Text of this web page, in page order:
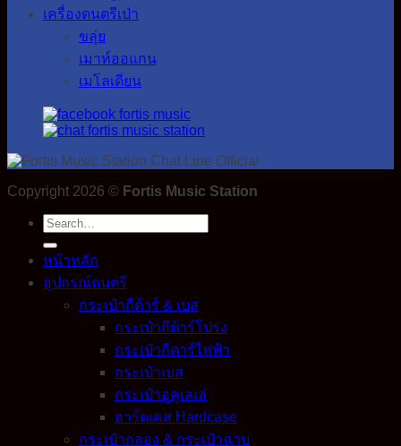
เครื่องดนตรีเป่า
ขลุ่ย
เมาท์ออแกน
เมโลเดียน
Copyright 2026 © Fortis Music Station
Search
for:
หน้าหลัก
อุปกรณ์ดนตรี
กระเป๋ากีต้าร์ & เบส
กระเป๋ากีต้าร์โปร่ง
กระเป๋ากีตาร์ไฟฟ้า
กระเป๋าเบส
กระเป๋าอูคูเลเล่
ฮาร์ดเคส Hardcase
กระเป๋ากลอง & กระเป๋าฉาบ